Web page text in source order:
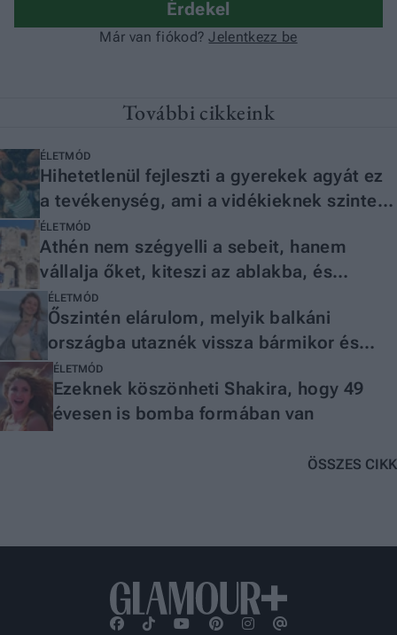
További cikkeink
ÉLETMÓD
Hihetetlenül fejleszti a gyerekek agyát ez
a tevékenység, ami a vidékieknek szinte
természetes
ÉLETMÓD
Athén nem szégyelli a sebeit, hanem
vállalja őket, kiteszi az ablakba, és
közben dalt ír belőlük
ÉLETMÓD
Őszintén elárulom, melyik balkáni
országba utaznék vissza bármikor és
miért
ÉLETMÓD
Ezeknek köszönheti Shakira, hogy 49
évesen is bomba formában van
ÖSSZES CIKK